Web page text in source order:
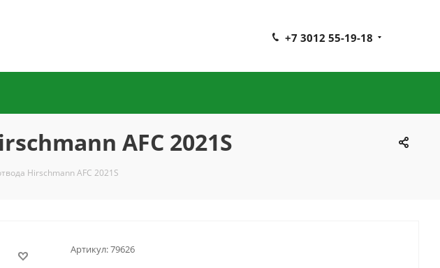
+7 3012 55-19-18
AFC 2021S
Hirschmann AFC 2021S
Артикул:79626